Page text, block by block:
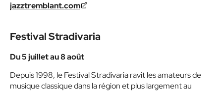
jazztremblant.com
Festival Stradivaria
Du 5 juillet au 8 août
Depuis 1998, le Festival Stradivaria ravit les amateurs de
musique classique dans la région et plus largement au